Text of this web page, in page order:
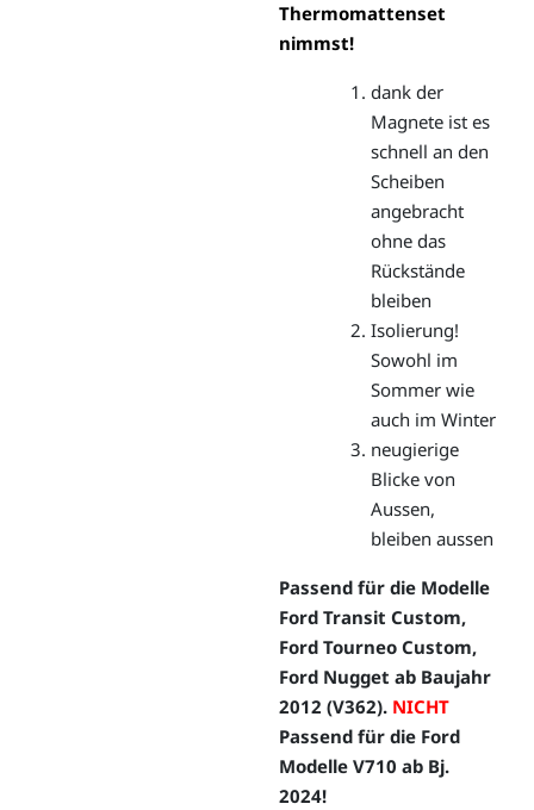
Thermomattenset
nimmst!
dank der
Magnete ist es
schnell an den
Scheiben
angebracht
ohne das
Rückstände
bleiben
Isolierung!
Sowohl im
Sommer wie
auch im Winter
neugierige
Blicke von
Aussen,
bleiben aussen
Passend für die Modelle
Ford Transit Custom,
Ford Tourneo Custom,
Ford Nugget ab Baujahr
2012 (V362). NICHT
Passend für die Ford
Modelle V710 ab Bj.
2024!